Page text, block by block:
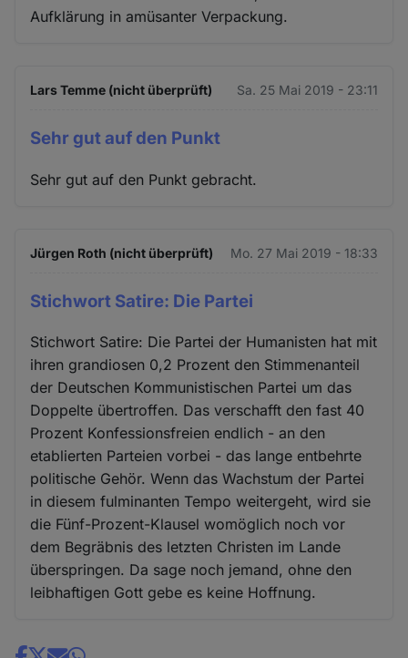
Aufklärung in amüsanter Verpackung.
Lars Temme (nicht überprüft) Sa. 25 Mai 2019 - 23:11
Sehr gut auf den Punkt
Sehr gut auf den Punkt gebracht.
Jürgen Roth (nicht überprüft) Mo. 27 Mai 2019 - 18:33
Stichwort Satire: Die Partei
Stichwort Satire: Die Partei der Humanisten hat mit
ihren grandiosen 0,2 Prozent den Stimmenanteil
der Deutschen Kommunistischen Partei um das
Doppelte übertroffen. Das verschafft den fast 40
Prozent Konfessionsfreien endlich - an den
etablierten Parteien vorbei - das lange entbehrte
politische Gehör. Wenn das Wachstum der Partei
in diesem fulminanten Tempo weitergeht, wird sie
die Fünf-Prozent-Klausel womöglich noch vor
dem Begräbnis des letzten Christen im Lande
überspringen. Da sage noch jemand, ohne den
leibhaftigen Gott gebe es keine Hoffnung.